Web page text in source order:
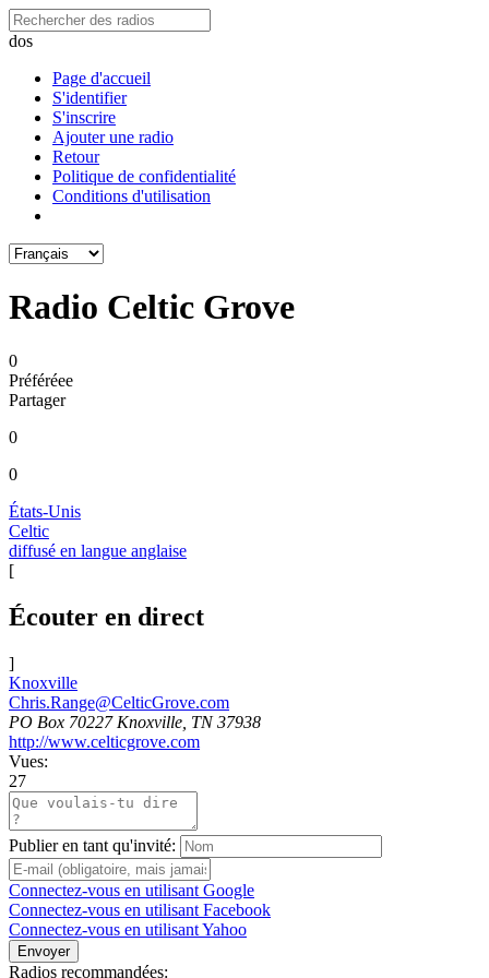
dos
Page d'accueil
S'identifier
S'inscrire
Ajouter une radio
Retour
Politique de confidentialité
Conditions d'utilisation
Radio Celtic Grove
0
Préféréeе
Partager
0
0
États-Unis
Celtic
diffusé en langue anglaise
[
Écouter en direct
]
Knoxville
Chris.Range@CelticGrove.com
PO Box 70227 Knoxville, TN 37938
http://www.celticgrove.com
Vues:
27
Publier en tant qu'invité:
Connectez-vous en utilisant Google
Connectez-vous en utilisant Facebook
Connectez-vous en utilisant Yahoo
Envoyer
Radios recommandées: